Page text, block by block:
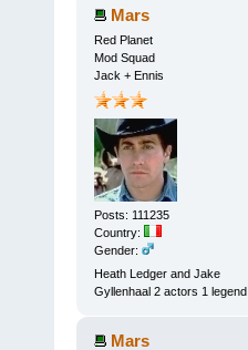
Mars
Red Planet
Mod Squad
Jack + Ennis
Posts: 111235
Country:
Gender:
Heath Ledger and Jake
Gyllenhaal 2 actors 1 legend
Mars